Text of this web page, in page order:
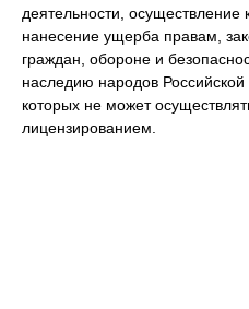
деятельности, осуществление
нанесение ущерба правам,
граждан, обороне и
наследию народов
которых не может
лицензированием.